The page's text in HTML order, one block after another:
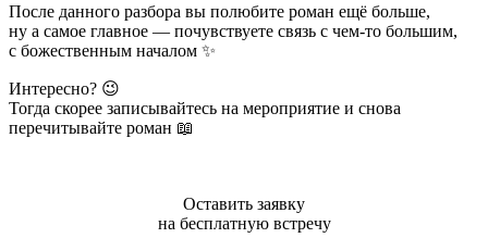
После данного разбора вы полюбите роман ещё больше,
ну а самое главное — почувствуете связь с чем-то большим,
с божественным началом ✨
Интересно? 😉
Тогда скорее записывайтесь на мероприятие и снова
перечитывайте роман 📖
Оставить заявку
на бесплатную встречу